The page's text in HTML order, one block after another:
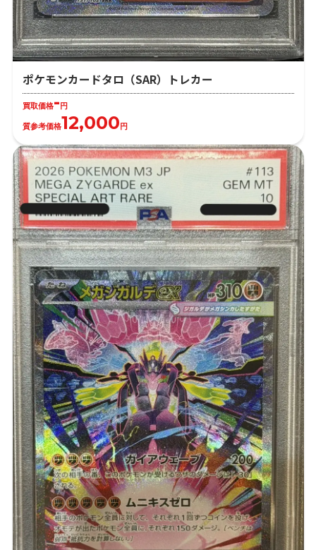
ポケモンカードタロ（SAR）トレカー
買取価格-円
質参考価格12,000円